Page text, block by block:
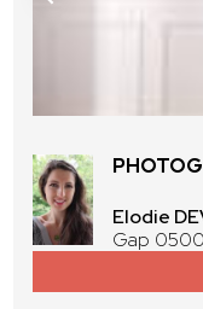
Elodie
Gap